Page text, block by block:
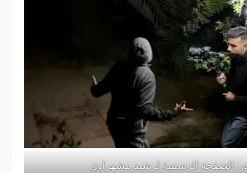
الصفحة الرسمية لرشيد مشهراوي